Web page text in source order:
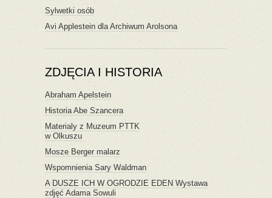
Sylwetki osób
Avi Applestein dla Archiwum Arolsona
ZDJĘCIA I HISTORIA
Abraham Apelstein
Historia Abe Szancera
Materialy z Muzeum PTTK
w Olkuszu
Mosze Berger malarz
Wspomnienia Sary Waldman
A DUSZE ICH W OGRODZIE EDEN Wystawa
zdjęć Adama Sowuli